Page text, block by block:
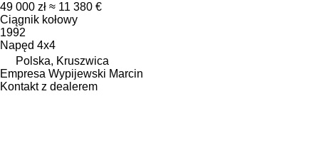
49 000 zł ≈ 11 380 €
Ciągnik kołowy
1992
Napęd 4x4
Polska, Kruszwica
Empresa Wypijewski Marcin
Kontakt z dealerem